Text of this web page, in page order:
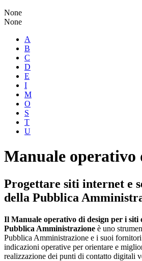
None
None
A
B
C
D
E
I
M
O
S
T
U
Manuale operativo
Progettare siti internet e
della Pubblica
Il Manuale operativo di design per i siti
Pubblica Amministrazione è uno
Pubblica Amministrazione e i suoi
indicazioni operative per orientare e
realizzazione dei punti di contatto digitali